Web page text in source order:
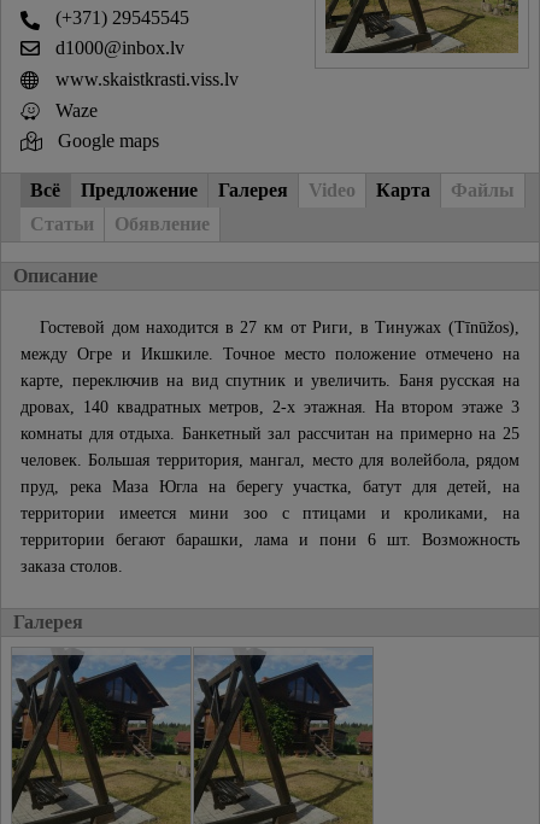
(+371) 29545545
d1000@inbox.lv
www.skaistkrasti.viss.lv
Waze
Google maps
Всё Предложение Галерея Video Карта
Файлы
Статьи
Обявление
Описание
Гостевой дом находится в 27 км от Риги, в Тинужах (Tīnūžos),
между Огре и Икшкиле. Точное место положение отмечено на
карте, переключив на вид спутник и увеличить. Баня русская на
дровах, 140 квадратных метров, 2-х этажная. На втором этаже 3
комнаты для отдыха. Банкетный зал рассчитан на примерно на 25
человек. Большая территория, мангал, место для волейбола, рядом
пруд, река Маза Югла на берегу участка, батут для детей, на
территории имеется мини зоо с птицами и кроликами, на
территории бегают барашки, лама и пони 6 шт. Возможность
заказа столов.
Галерея